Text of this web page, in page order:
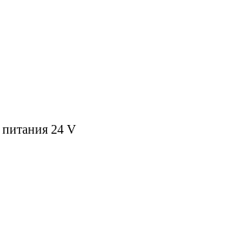
24 V